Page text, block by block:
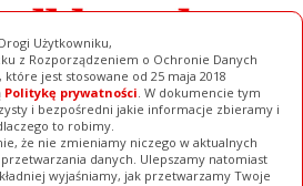
Drogi Użytkowniku,
z Rozporządzeniem o Ochronie Danych
które jest stosowane od 25 maja 2018
Politykę prywatności. W dokumencie tym
i bezpośredni jakie informacje zbieramy i
to robimy.
że nie zmieniamy niczego w aktualnych
danych. Ulepszamy natomiast
wyjaśniamy, jak przetwarzamy Twoje
[ ZAMKNIJ ]
Galerie Baza Firm Pełna Wersja